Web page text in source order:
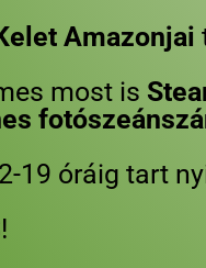
Amazonjai
most is
19 óráig tart